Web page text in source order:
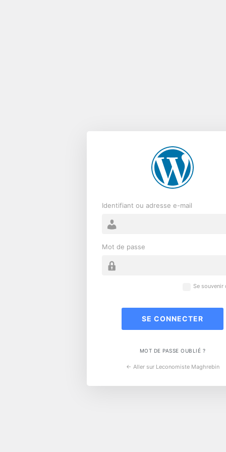
Identifiant ou adresse e-mail
Mot de passe
Se souvenir
MOT DE PASSE OUBLIÉ ?
← Aller sur Leconomiste Maghrebin